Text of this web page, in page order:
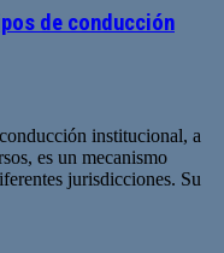
de conducción
institucional, a
es un mecanismo
jurisdicciones. Su